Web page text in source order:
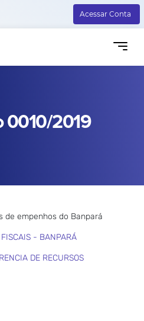
Acessar Conta
0010/2019
de empenhos do Banpará
FISCAIS - BANPARÁ
DE RECURSOS